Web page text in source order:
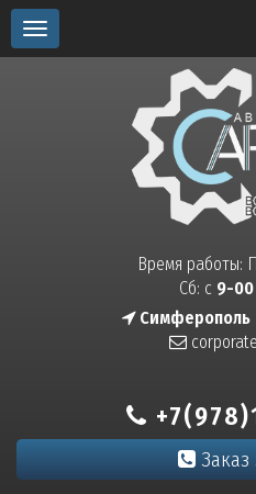
Toggle
navigation
Время работы:
Сб: с 9-00
Симферополь
Заказ